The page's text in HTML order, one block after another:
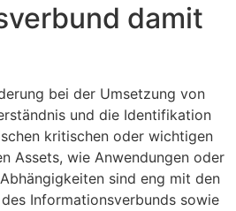
damit
bei der Umsetzung von
und die Identifikation
kritischen oder wichtigen
Assets, wie Anwendungen oder
sind eng mit den
Informationsverbunds sowie